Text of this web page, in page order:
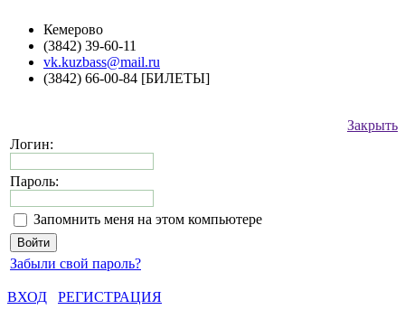
Кемерово
(3842) 39-60-11
vk.kuzbass@mail.ru
(3842) 66-00-84 [БИЛЕТЫ]
Закрыть
Логин:
Пароль:
Запомнить меня на этом компьютере
Забыли свой пароль?
ВХОД
РЕГИСТРАЦИЯ